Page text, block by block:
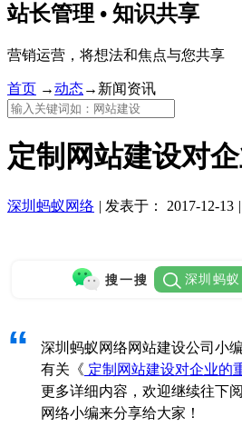
站长管理 • 知识共享
营销运营，将想法和焦点与您共享
首页 →动态→ 新闻资讯
定制网站建设对
深圳蚂蚁网络 | 发表于： 2017-12-13 |
搜一搜 深圳蚂
“
深圳蚂蚁网络网站建设公司小
有关《 定制网站建设对企业的
更多详细内容，欢迎继续往下
网络小编来分享给大家！